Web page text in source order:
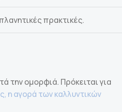
πρακτικές.
την ομορφιά. Πρόκειται για
η αγορά των καλλυντικών